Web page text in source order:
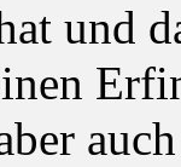
und